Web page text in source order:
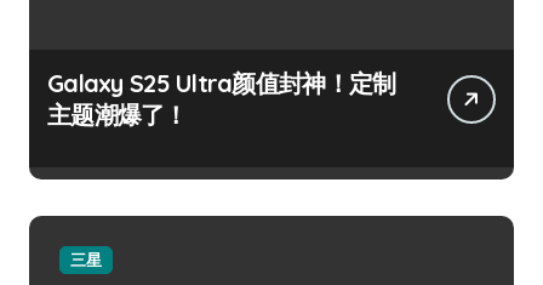
Galaxy S25 Ultra颜值封神！定制
主题潮爆了！
三星